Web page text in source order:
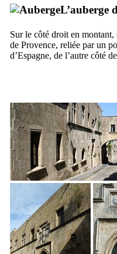
L’auberge
Sur le côté droit en montant,
de Provence, reliée par un
d’Espagne, de l’autre côté